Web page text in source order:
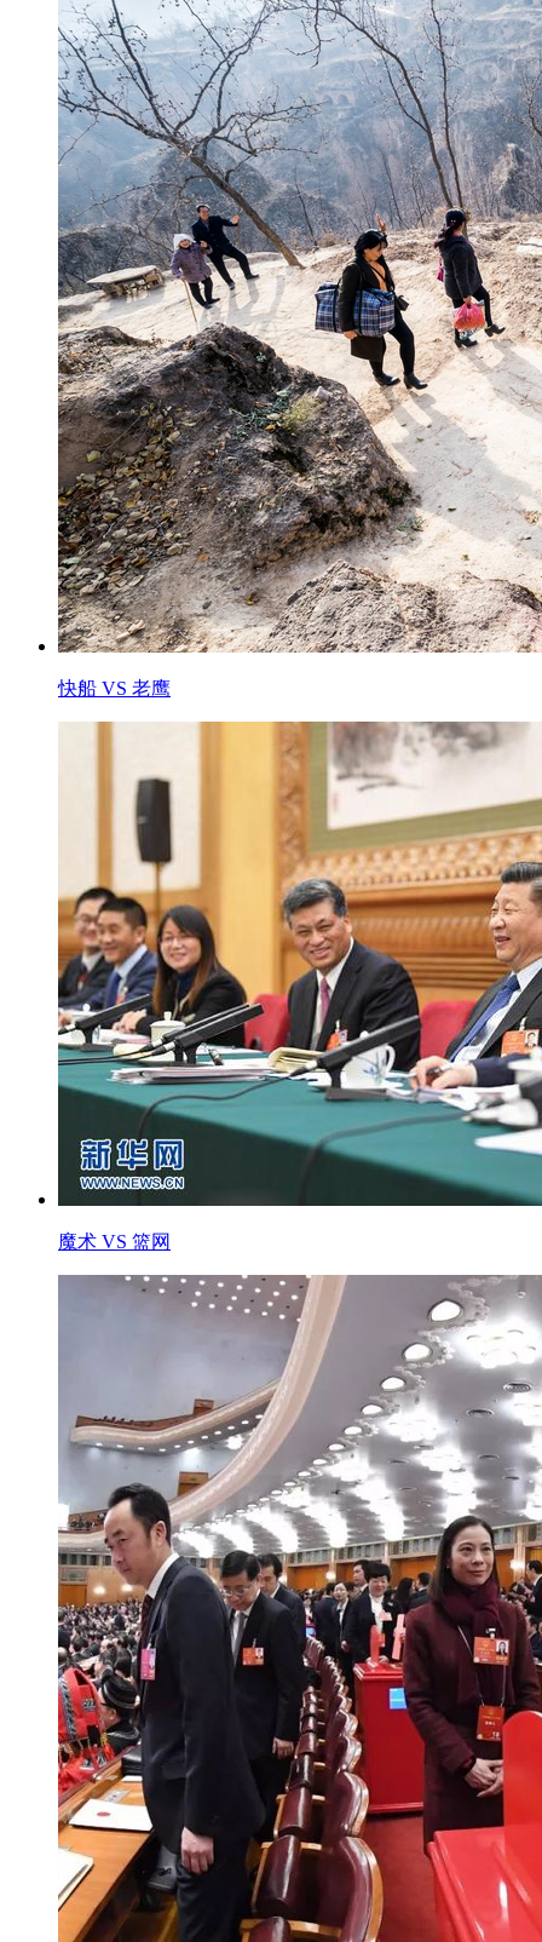
快船 VS 老鹰
魔术 VS 篮网